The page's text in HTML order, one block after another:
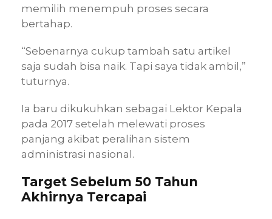
memilih menempuh proses secara
bertahap.
“Sebenarnya cukup tambah satu artikel
saja sudah bisa naik. Tapi saya tidak ambil,”
tuturnya.
Ia baru dikukuhkan sebagai Lektor Kepala
pada 2017 setelah melewati proses
panjang akibat peralihan sistem
administrasi nasional.
Target Sebelum 50 Tahun
Akhirnya Tercapai